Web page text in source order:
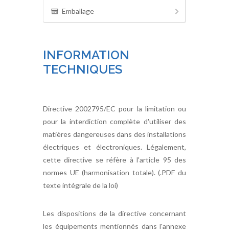
Emballage
INFORMATION
TECHNIQUES
Directive 2002795/EC pour la limitation ou
pour la interdiction complète d'utiliser des
matières dangereuses dans des installations
électriques et électroniques. Légalement,
cette directive se réfère à l'article 95 des
normes UE (harmonisation totale). (.PDF du
texte intégrale de la loi)
Les dispositions de la directive concernant
les équipements mentionnés dans l'annexe